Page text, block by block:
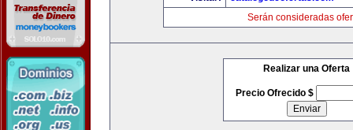
Serán consideradas
Realizar una Oferta
Precio Ofrecido $